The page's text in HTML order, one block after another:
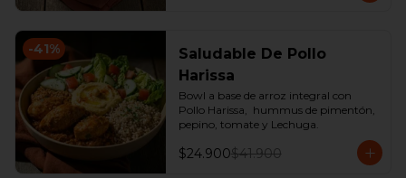
-41%
Saludable De Pollo
Harissa
Bowl a base de arroz integral con
Pollo Harissa,  hummus de pimentón,
pepino, tomate y Lechuga.
$24.900$41.900